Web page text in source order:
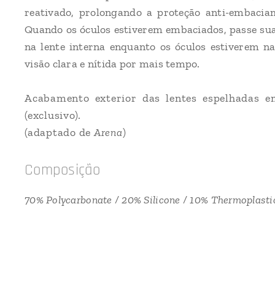
reativado, prolongando a proteção anti-
Quando os óculos estiverem embaciados, passe
na lente interna enquanto os óculos estiverem
visão clara e nítida por mais tempo.
Acabamento exterior das lentes espelhadas
(exclusivo).
(adaptado deArena)
Composição
70% Polycarbonate / 20% Silicone / 10%